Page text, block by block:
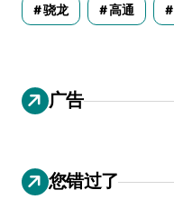
骁龙 高通
广告
您错过了